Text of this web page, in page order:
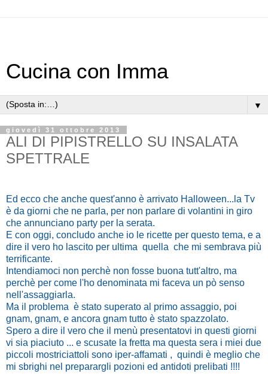
Cucina con Imma
▼
giovedì 31 ottobre 2013
ALI DI PIPISTRELLO SU INSALATA
SPETTRALE
Ed ecco che anche quest'anno è arrivato Halloween...la Tv
è da giorni che ne parla, per non parlare di volantini in giro
che annunciano party per la serata.
E con oggi, concludo anche io le ricette per questo tema, e a
dire il vero ho lascito per ultima quella che mi sembrava più
terrificante.
Intendiamoci non perchè non fosse buona tutt'altro, ma
perchè per come l'ho denominata mi faceva un pò senso
nell'assaggiarla.
Ma il problema è stato superato al primo assaggio, poi
gnam, gnam, e ancora gnam tutto è stato spazzolato.
Spero a dire il vero che il menù presentatovi in questi giorni
vi sia piaciuto ... e scusate la fretta ma questa sera i miei due
piccoli mostriciattoli sono iper-affamati , quindi è meglio che
mi sbrighi nel preparargli pozioni ed antidoti prelibati !!!!